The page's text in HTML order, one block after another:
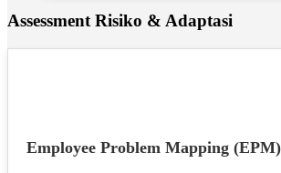
Assessment Risiko & Adaptasi
Employee Problem Mapping (EPM)